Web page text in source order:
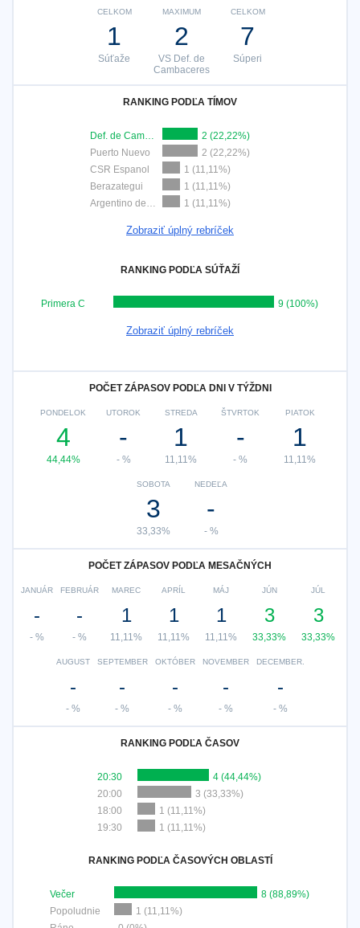
CELKOM
7
Súperi
MAXIMUM
2
VS Def. de
Cambaceres
CELKOM
1
Súťaže
RANKING PODĽA TÍMOV
Def. de Cambaceres
2 (22,22%)
Puerto Nuevo
2 (22,22%)
CSR Espanol
1 (11,11%)
Berazategui
1 (11,11%)
Argentino de Rosario
1 (11,11%)
Zobraziť úplný rebríček
RANKING PODĽA SÚŤAŽÍ
Primera C 9 (100%)
Zobraziť úplný rebríček
POČET ZÁPASOV PODĽA DNI V TÝŽDNI
PONDELOK
4
44,44%
UTOROK
-
- %
STREDA
1
11,11%
ŠTVRTOK
-
- %
PIATOK
1
11,11%
SOBOTA
3
33,33%
NEDEĽA
-
- %
POČET ZÁPASOV PODĽA MESAČNÝCH
JANUÁR
-
- %
FEBRUÁR
-
- %
MAREC
1
11,11%
APRÍL
1
11,11%
MÁJ
1
11,11%
JÚN
3
33,33%
JÚL
3
33,33%
AUGUST
-
- %
SEPTEMBER
-
- %
OKTÓBER
-
- %
NOVEMBER
-
- %
DECEMBER.
-
- %
RANKING PODĽA ČASOV
20:30
4 (44,44%)
20:00
3 (33,33%)
18:00
1 (11,11%)
19:30
1 (11,11%)
RANKING PODĽA ČASOVÝCH OBLASTÍ
Večer
8 (88,89%)
Popoludnie
1 (11,11%)